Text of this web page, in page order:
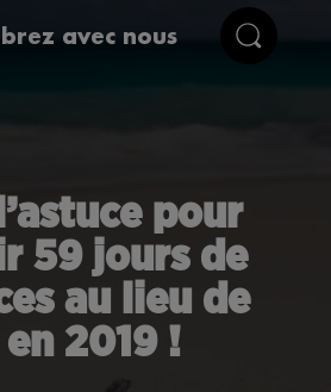
avec nous
pour
59 jours de
au lieu de
2019 !